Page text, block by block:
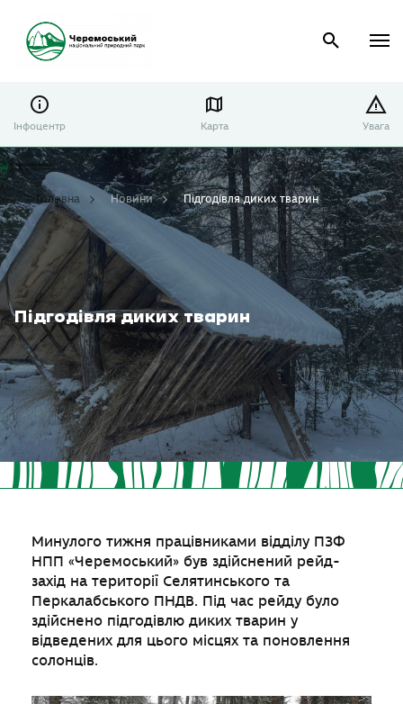
Інфоцентр Карта Увага
Підгодівля диких тварин
Головна Новини Підгодівля диких тварин
Минулого тижня працівниками відділу ПЗФ
НПП «Черемоський» був здійснений рейд-
захід на території Селятинського та
Перкалабського ПНДВ. Під час рейду було
здійснено підгодівлю диких тварин у
відведених для цього місцях та поновлення
солонців.